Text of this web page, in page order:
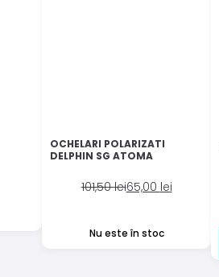
OCHELARI POLARIZATI
DELPHIN SG ATOMA
101,50leiPrețul
fost:
65,00 lei
Prețul
65,00 lei.
Nu este în stoc